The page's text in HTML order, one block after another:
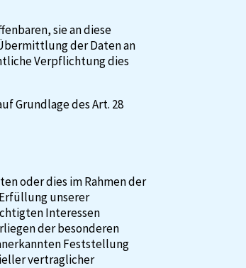
sie an diese
der Daten an
Verpflichtung dies
Grundlage des Art. 28
oder dies im Rahmen der
unserer
Interessen
der besonderen
Feststellung
vertraglicher